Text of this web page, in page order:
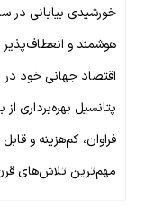
خورشیدی بیابانی در
هوشمند و
اقتصاد جهانی خود در
پتانسیل بهره‌برداری
فراوان، کم‌هزینه و
مهم‌ترین تلاش‌های